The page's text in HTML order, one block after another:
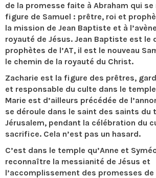
de la promesse faite à Abraham qui se
figure de Samuel : prêtre, roi et
la mission de Jean Baptiste et à
royauté de Jésus. Jean Baptiste est le
prophètes de l’AT, il est le nouveau
le chemin de la royauté du Christ.
Zacharie est la figure des prêtres,
et responsable du culte dans le
Marie est d’ailleurs précédée de
se déroule dans le saint des saints du
Jérusalem, pendant la célébration du
sacrifice. Cela n’est pas un hasard.
C’est dans le temple qu’Anne et
reconnaître la messianité de Jésus et
l’accomplissement des promesses de